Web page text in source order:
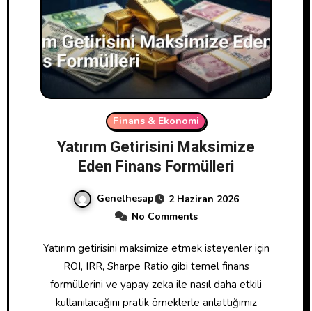
Finans & Ekonomi
Yatırım Getirisini Maksimize
Eden Finans Formülleri
Genelhesap
2 Haziran 2026
No Comments
Yatırım getirisini maksimize etmek isteyenler için
ROI, IRR, Sharpe Ratio gibi temel finans
formüllerini ve yapay zeka ile nasıl daha etkili
kullanılacağını pratik örneklerle anlattığımız